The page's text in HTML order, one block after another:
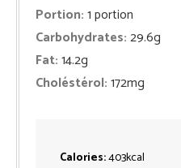
Portion:1portion
Carbohydrates:29.6g
Fat:14.2g
Choléstérol:172mg
Calories:403kcal